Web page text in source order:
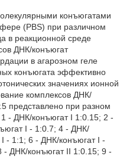
конъюгатами
(PBS) при различном
в реакционной среде
ДНК/конъюгат
в агарозном геле
конъюгата эффективно
значениях ионной
комплексов ДНК/
представлено при разном
- ДНК/конъюгат I 1:0.15; 2 -
I - 1:0.7; 4 - ДНК/
- 1:1; 6 - ДНК/конъюгат I -
- ДНК/конъюгат II 1:0.15; 9 -